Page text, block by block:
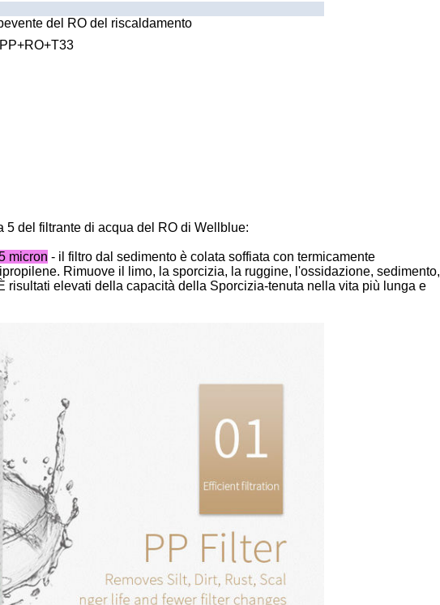
del RO del riscaldamento
del filtrante di acqua del RO di Wellblue:
micron - il filtro dal sedimento è colata soffiata con termicamente
Rimuove il limo, la sporcizia, la ruggine, l'ossidazione, sedimento,
risultati elevati della capacità della Sporcizia-tenuta nella vita più lunga e